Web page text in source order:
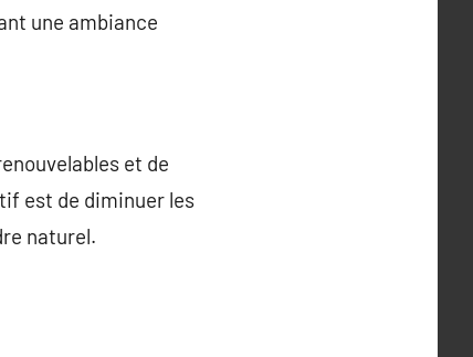
une ambiance
et de
est de diminuer les
naturel.